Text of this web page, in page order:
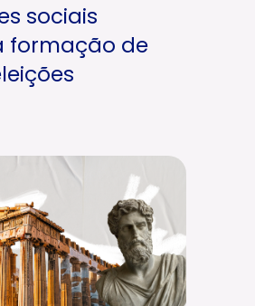
sociais
formação de